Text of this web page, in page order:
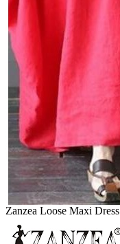
Zanzea Loose Maxi Dress